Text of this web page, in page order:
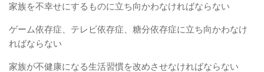
家族を不幸せにするものに立ち向かわなければならない
ゲーム依存症、テレビ依存症、糖分依存症に立ち向かわなけ
ればならない
家族が不健康になる生活習慣を改めさせなければならない